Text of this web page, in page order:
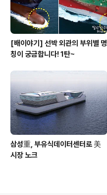
[배이야기] 선박 외관의 부위별 명
칭이 궁금합니다! 1탄~
삼성重, 부유식데이터센터로 美
시장 노크